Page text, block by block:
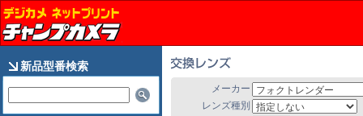
新品型番検索
メーカー
レンズ種別